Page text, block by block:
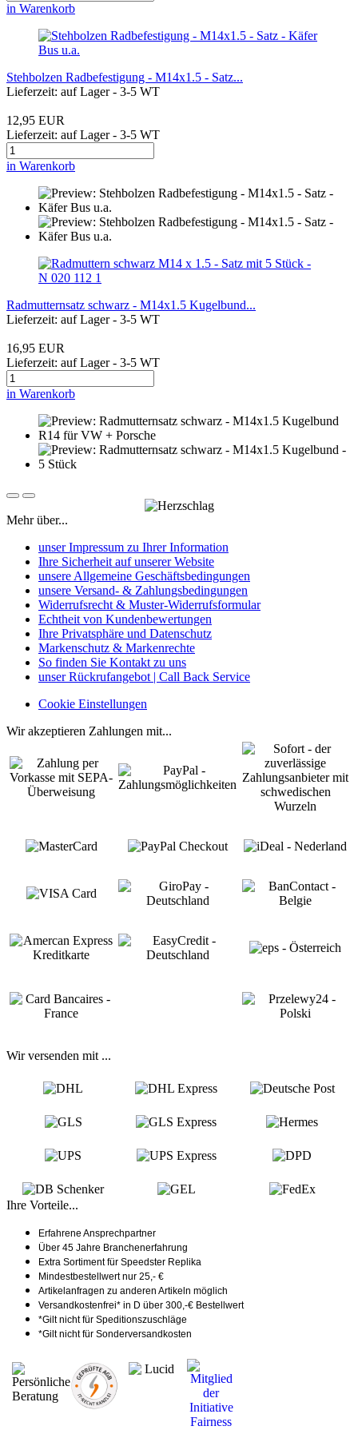
in Warenkorb
Stehbolzen Radbefestigung - M14x1.5 - Satz...
Lieferzeit: auf Lager - 3-5 WT
12,95 EUR
Lieferzeit: auf Lager - 3-5 WT
in Warenkorb
Radmutternsatz schwarz - M14x1.5 Kugelbund...
Lieferzeit: auf Lager - 3-5 WT
16,95 EUR
Lieferzeit: auf Lager - 3-5 WT
in Warenkorb
Mehr über...
unser Impressum zu Ihrer Information
Ihre Sicherheit auf unserer Website
unsere Allgemeine Geschäftsbedingungen
unsere Versand- & Zahlungsbedingungen
Widerrufsrecht & Muster-Widerrufsformular
Echtheit von Kundenbewertungen
Ihre Privatsphäre und Datenschutz
Markenschutz & Markenrechte
So finden Sie Kontakt zu uns
unser Rückrufangebot | Call Back Service
Cookie Einstellungen
Wir akzeptieren Zahlungen mit...
Wir versenden mit ...
Ihre Vorteile...
Erfahrene Ansprechpartner
Über 45 Jahre Branchenerfahrung
Extra Sortiment für Speedster Replika
Mindestbestellwert nur 25,- €
Artikelanfragen zu anderen Artikeln möglich
Versandkostenfrei* in D über 300,-€ Bestellwert
*Gilt nicht für Speditionszuschläge
*Gilt nicht für Sonderversandkosten